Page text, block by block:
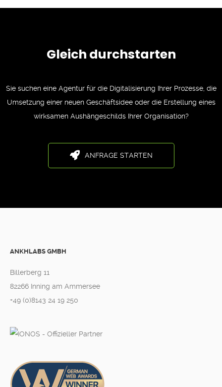
Gleich durchstarten
Sie suchen eine Agentur für die Digitalisierung Ihrer Prozesse, die
Umsetzung einer neuen Geschäftsidee oder die Erstellung eines
wirksamen Aushängeschilds Ihrer Organisation?
ANFRAGE STARTEN
ANKHLABS GMBH
Billerberg 11
82266 Inning am Ammersee
+49 (0)8143 24 19 250